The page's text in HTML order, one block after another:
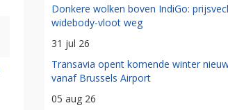
Donkere wolken boven IndiGo:
widebody-vloot weg
31 jul 26
Transavia opent komende winter
vanaf Brussels Airport
05 aug 26